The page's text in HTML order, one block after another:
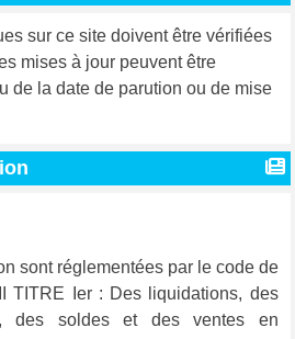
sur ce site doivent être vérifiées
mises à jour peuvent être
de la date de parution ou de mise
sont réglementées par le code de
TITRE Ier : Des liquidations, des
des soldes et des ventes en